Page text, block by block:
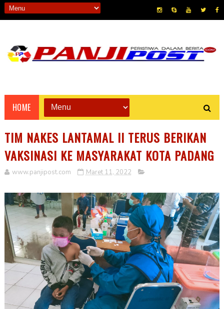
HOME
TIM NAKES LANTAMAL II TERUS BERIKAN
VAKSINASI KE MASYARAKAT KOTA PADANG
www.panjipost.com Maret 11, 2022